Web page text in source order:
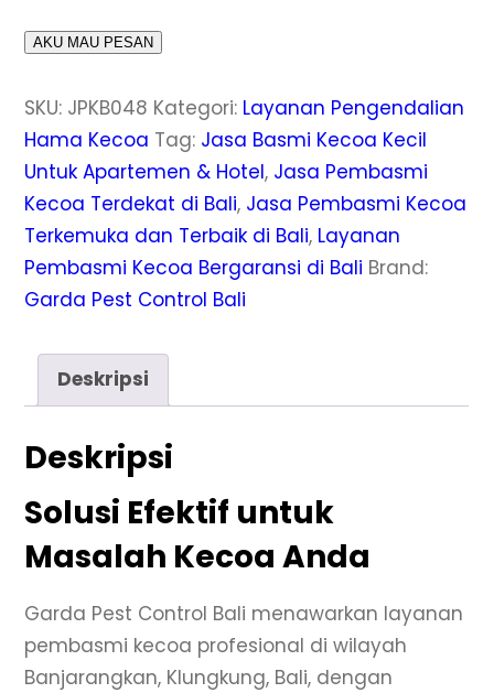
AKU MAU PESAN
SKU: JPKB048 Kategori: Layanan Pengendalian
Hama Kecoa Tag: Jasa Basmi Kecoa Kecil
Untuk Apartemen & Hotel, Jasa Pembasmi
Kecoa Terdekat di Bali, Jasa Pembasmi Kecoa
Terkemuka dan Terbaik di Bali, Layanan
Pembasmi Kecoa Bergaransi di Bali Brand:
Garda Pest Control Bali
Deskripsi
Deskripsi
Solusi Efektif untuk
Masalah Kecoa Anda
Garda Pest Control Bali menawarkan layanan
pembasmi kecoa profesional di wilayah
Banjarangkan, Klungkung, Bali, dengan